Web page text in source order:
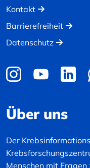
Kontakt
Barrierefreiheit
Datenschutz
Über uns
Der
Menschen mit